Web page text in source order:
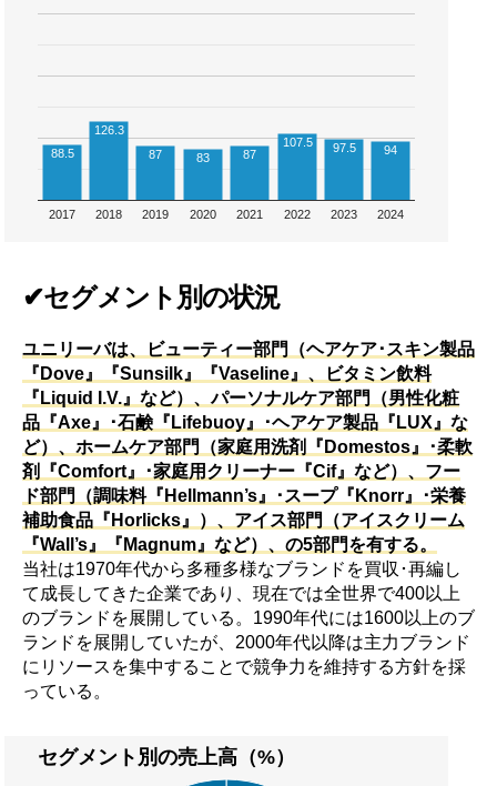
2017 2018 2019 2020 2021 2022 2023 2024
88.5
126.3
87
83 87
107.5 97.5 94
✔セグメント別の状況
ユニリーバは、ビューティー部門（ヘアケア･スキン製品
『Dove』『Sunsilk』『Vaseline』、ビタミン飲料
『Liquid I.V.』など）、パーソナルケア部門（男性化粧
品『Axe』･石鹸『Lifebuoy』･ヘアケア製品『LUX』な
ど）、ホームケア部門（家庭用洗剤『Domestos』･柔軟
剤『Comfort』･家庭用クリーナー『Cif』など）、フー
ド部門（調味料『Hellmann’s』･スープ『Knorr』･栄養
補助食品『Horlicks』）、アイス部門（アイスクリーム
『Wall’s』『Magnum』など）、の5部門を有する。
当社は1970年代から多種多様なブランドを買収･再編し
て成長してきた企業であり、現在では全世界で400以上
のブランドを展開している。1990年代には1600以上のブ
ランドを展開していたが、2000年代以降は主力ブランド
にリソースを集中することで競争力を維持する方針を採
っている。
セグメント別の売上高（%）